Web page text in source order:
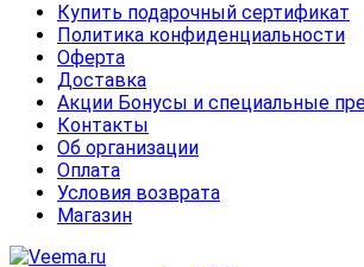
Купить подарочный сертификат
Политика конфиденциальности
Оферта
Доставка
Акции Бонусы и специальные
Контакты
Об организации
Оплата
Условия возврата
Магазин